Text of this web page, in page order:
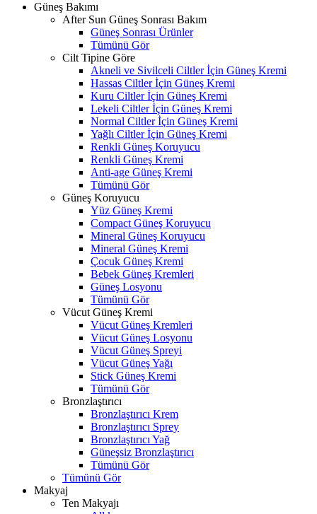
Güneş Bakımı
After Sun Güneş Sonrası Bakım
Güneş Sonrası Ürünler
Tümünü Gör
Cilt Tipine Göre
Akneli ve Sivilceli Ciltler İçin Güneş Kremi
Hassas Ciltler İçin Güneş Kremi
Kuru Ciltler İçin Güneş Kremi
Lekeli Ciltler İçin Güneş Kremi
Normal Ciltler İçin Güneş Kremi
Yağlı Ciltler İçin Güneş Kremi
Renkli Güneş Koruyucu
Renkli Güneş Kremi
Anti-age Güneş Kremi
Tümünü Gör
Güneş Koruyucu
Yüz Güneş Kremi
Compact Güneş Koruyucu
Mineral Güneş Koruyucu
Mineral Güneş Kremi
Çocuk Güneş Kremi
Bebek Güneş Kremleri
Güneş Losyonu
Tümünü Gör
Vücut Güneş Kremi
Vücut Güneş Kremleri
Vücut Güneş Losyonu
Vücut Güneş Spreyi
Vücut Güneş Yağı
Stick Güneş Kremi
Tümünü Gör
Bronzlaştırıcı
Bronzlaştırıcı Krem
Bronzlaştırıcı Sprey
Bronzlaştırıcı Yağ
Güneşsiz Bronzlaştırıcı
Tümünü Gör
Tümünü Gör
Makyaj
Ten Makyajı